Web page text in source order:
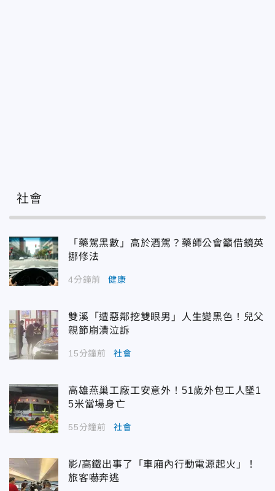
社會
「藥駕黑數」高於酒駕？藥師公會籲借鏡英
挪修法
4分鐘前 健康
雙溪「遭惡鄰挖雙眼男」人生變黑色！兒父
親節崩潰泣訴
15分鐘前 社會
高雄燕巢工廠工安意外！51歲外包工人墜1
5米當場身亡
55分鐘前 社會
影/高鐵出事了「車廂內行動電源起火」！
旅客嚇奔逃